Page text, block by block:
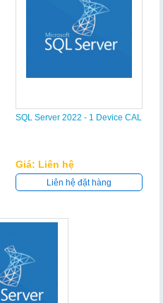
SQL Server 2022 - 1 Device CAL
Giá: Liên hệ
Liên hệ đặt hàng